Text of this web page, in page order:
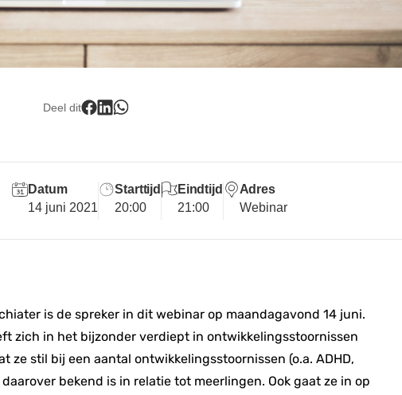
Deel dit
Datum
14 juni 2021
Starttijd
20:00
Eindtijd
21:00
Adres
Webinar
is de spreker in dit webinar op maandagavond 14 juni.
zich in het bijzonder verdiept in ontwikkelingsstoornissen
ze stil bij een aantal ontwikkelingsstoornissen (o.a. ADHD,
bekend is in relatie tot meerlingen. Ook gaat ze in op